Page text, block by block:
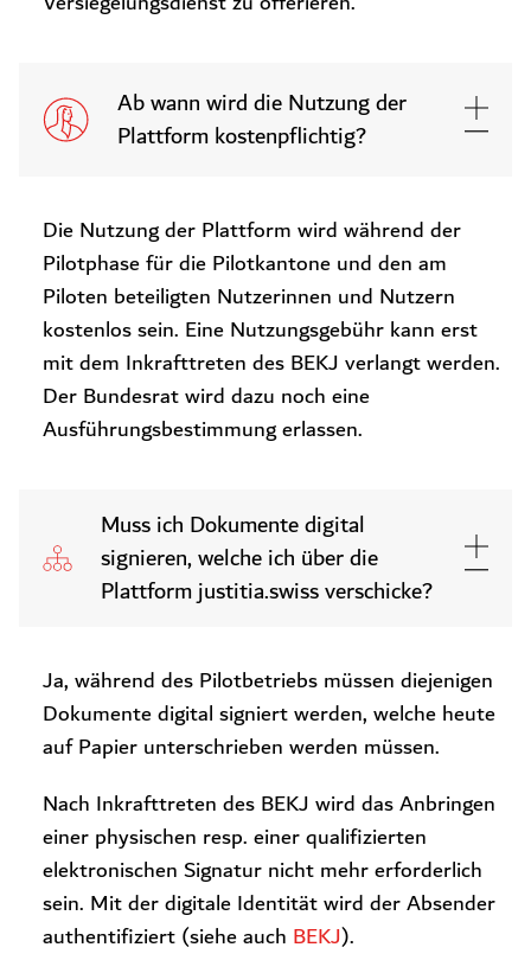
Ab wann wird die Nutzung der
Plattform kostenpflichtig?
Die Nutzung der Plattform wird während der
Pilotphase für die Pilotkantone und den am
Piloten beteiligten Nutzerinnen und Nutzern
kostenlos sein. Eine Nutzungsgebühr kann erst
mit dem Inkrafttreten des BEKJ verlangt werden.
Der Bundesrat wird dazu noch eine
Ausführungsbestimmung erlassen.
Muss ich Dokumente digital
signieren, welche ich über die
Plattform justitia.swiss verschicke?
Ja, während des Pilotbetriebs müssen diejenigen
Dokumente digital signiert werden, welche heute
auf Papier unterschrieben werden müssen.
Nach Inkrafttreten des BEKJ wird das Anbringen
einer physischen resp. einer qualifizierten
elektronischen Signatur nicht mehr erforderlich
sein. Mit der digitale Identität wird der Absender
authentifiziert (siehe auch BEKJ).